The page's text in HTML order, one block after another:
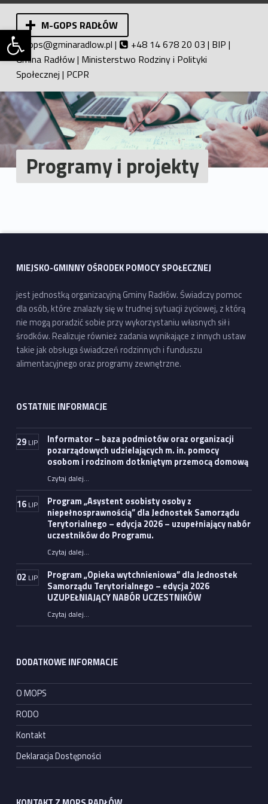
Otwórz pasek narzędzi
M-GOPS RADŁÓW
Miejsko-Gminny Ośrodek Pomocy Społecznej w Radłowie. Pomoc społeczna.
ops@gminaradlow.pl | +48 14 678 20 03 | BIP |
Gmina Radłów| Ministerstwo Rodziny i Polityki
Społecznej | PCPR
Programy i projekty
MIEJSKO-GMINNY OŚRODEK POMOCY SPOŁECZNEJ
jest jednostką organizacyjną Gminy Radłów. Świadczy pomoc
dla osób, które znalazły się w trudnej sytuacji życiowej, z którą
nie mogą poradzić sobie przy wykorzystaniu własnych sił i
środków. Realizuje również zadania wynikające z innych ustaw
takie jak obsługa świadczeń rodzinnych i funduszu
alimentacyjnego oraz programy zewnętrzne.
OSTATNIE INFORMACJE
29 LIP
Informator – baza podmiotów oraz organizacji
pozarządowych udzielających m. in. pomocy
osobom i rodzinom dotkniętym przemocą domową
Czytaj dalej“Informator – baza podmiotów oraz organizacji pozarządowych udzielających m. in. pomocy osobom i rodzinom dotkniętym przemocą domową”
…
16 LIP
Program „Asystent osobisty osoby z
niepełnosprawnością” dla Jednostek Samorządu
Terytorialnego – edycja 2026 – uzupełniający nabór
uczestników do Programu.
Czytaj dalej“Program „Asystent osobisty osoby z niepełnosprawnością” dla Jednostek Samorządu Terytorialnego – edycja 2026 – uzupełniający nabór uczestników do Programu.”
…
02 LIP
Program „Opieka wytchnieniowa” dla Jednostek
Samorządu Terytorialnego – edycja 2026
UZUPEŁNIAJĄCY NABÓR UCZESTNIKÓW
Czytaj dalej“Program „Opieka wytchnieniowa” dla Jednostek Samorządu Terytorialnego – edycja 2026 UZUPEŁNIAJĄCY NABÓR UCZESTNIKÓW”
…
DODATKOWE INFORMACJE
O MOPS
RODO
Kontakt
Deklaracja Dostępności